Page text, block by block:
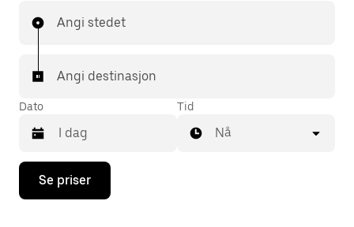
Angi stedet
Angi destinasjon
Dato
Trykk
piltast
Tid
Nå
Se priser